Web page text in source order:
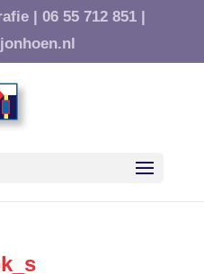
| 06 55 712 851 |